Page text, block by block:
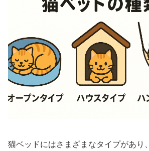
猫ベッドにはさまざまなタイプがあり